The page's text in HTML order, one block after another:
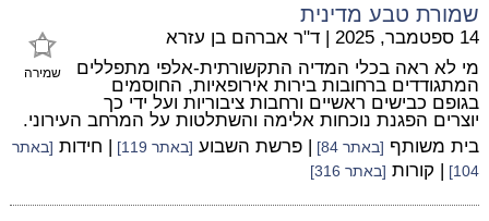
שמורת טבע מדינית
שמירה
14 ספטמבר, 2025 | ד"ר אברהם בן עזרא
מי לא ראה בכלי המדיה התקשורתית-אלפי מתפללים
המתגודדים ברחובות בירות אירופאיות, החוסמים
בגופם כבישים ראשיים ורחבות ציבוריות ועל ידי כך
יוצרים הפגנת נוכחות אלימה והשתלטות על המרחב העירוני.
בית משותף [באתר 84] | פרשת השבוע [באתר 119] | חידות [באתר
104]
| קורות [באתר 316]